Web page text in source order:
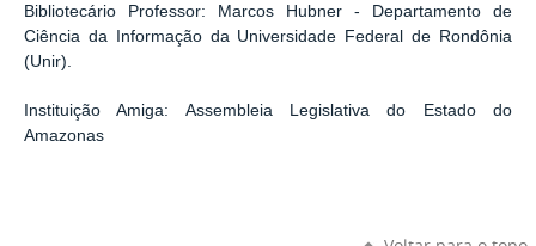
Bibliotecário Professor: Marcos Hubner - Departamento de
Ciência da Informação da Universidade Federal de Rondônia
(Unir).
Instituição Amiga: Assembleia Legislativa do Estado do
Amazonas